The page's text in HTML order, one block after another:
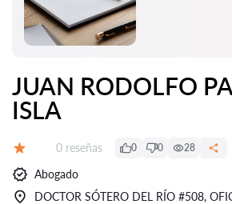
JUAN RODOLFO
ISLA
Número de reseñas:
0 reseñas 0 0 28
Abogado
DOCTOR SÓTERO DEL RÍO #508,